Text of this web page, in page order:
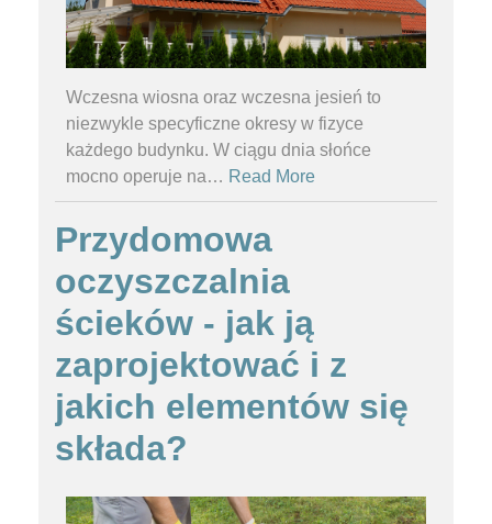
Wczesna wiosna oraz wczesna jesień to
niezwykle specyficzne okresy w fizyce
każdego budynku. W ciągu dnia słońce
mocno operuje na… Read More
Przydomowa
oczyszczalnia
ścieków - jak ją
zaprojektować i z
jakich elementów się
składa?